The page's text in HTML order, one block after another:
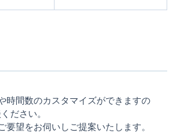
時間数のカスタマイズができますの
ださい。
望をお伺いしご提案いたします。